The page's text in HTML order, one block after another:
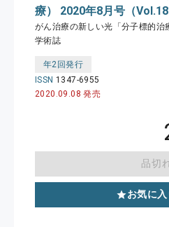
療） 2020年8月号（Vol.18
がん治療の新しい光「分子標的治
学術誌
年2回発行
ISSN 1347-6955
2020.09.08 発売
品切
お気に